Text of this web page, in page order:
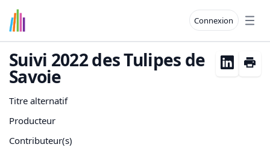
Connexion
Suivi 2022 des Tulipes de
Savoie
Titre alternatif
Producteur
Contributeur(s)